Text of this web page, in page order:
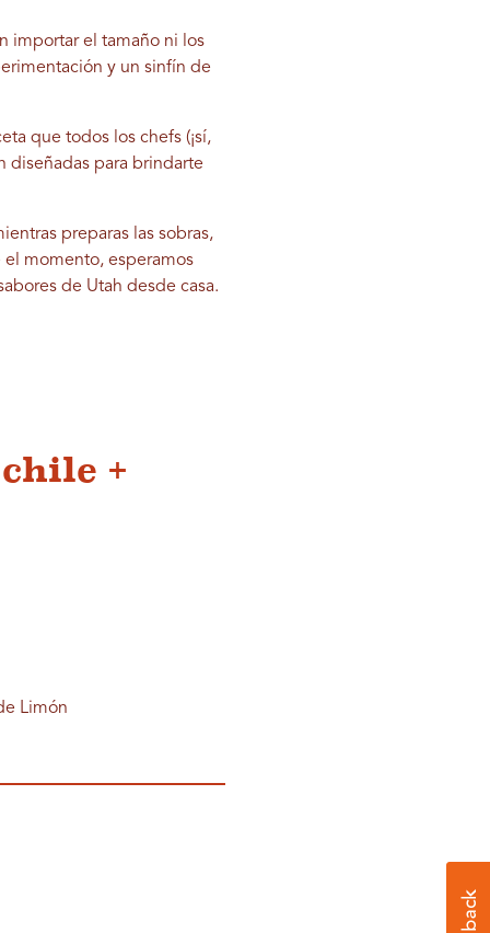
importar el tamaño ni los
y un sinfín de
que todos los chefs (¡sí,
diseñadas para brindarte
preparas las sobras,
el momento, esperamos
de Utah desde casa.
+
Limón